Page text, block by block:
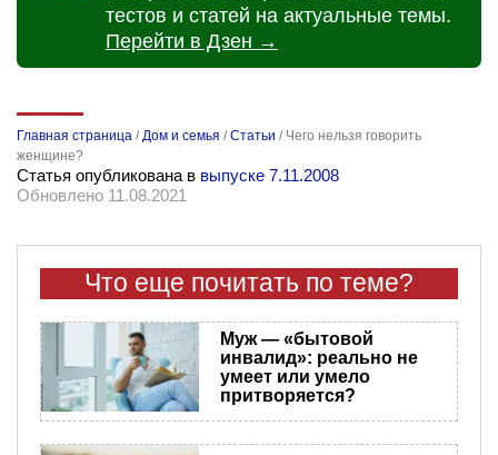
тестов и статей на актуальные темы.
Перейти в Дзен →
Главная страница /Дом и семья /Статьи / Чего нельзя говорить
женщине?
Статья опубликована в выпуске 7.11.2008
Обновлено 11.08.2021
Что еще почитать по теме?
Муж — «бытовой
инвалид»: реально не
умеет или умело
притворяется?